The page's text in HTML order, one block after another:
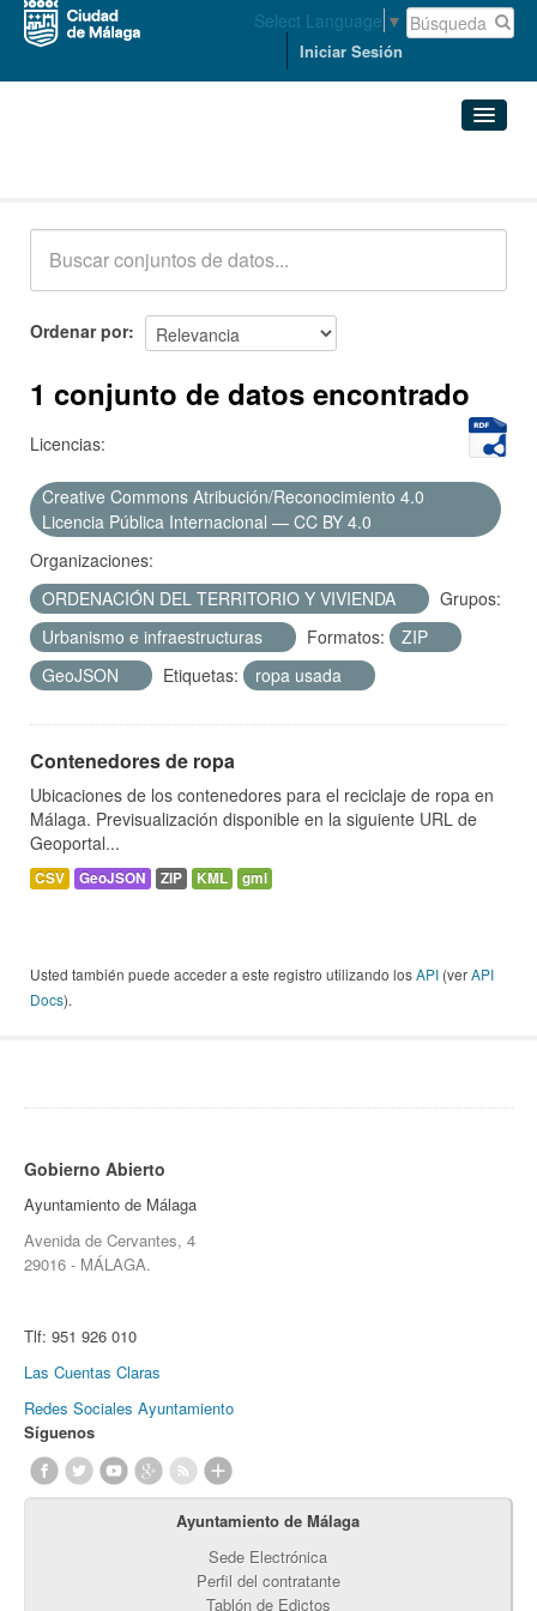
Select Language ▼
Iniciar Sesión
Acerca de
Ordenar por
1 conjunto de datos encontrado
Licencias:
Creative Commons Atribución/Reconocimiento 4.0
Licencia Pública Internacional — CC BY 4.0
Organizaciones:
ORDENACIÓN DEL TERRITORIO Y VIVIENDA
Grupos:
Urbanismo e infraestructuras
Formatos:
ZIP
GeoJSON
Etiquetas: ropa usada
Contenedores de ropa
Ubicaciones de los contenedores para el reciclaje de ropa en
Málaga. Previsualización disponible en la siguiente URL de
Geoportal...
CSV GeoJSON ZIP KML gml
Usted también puede acceder a este registro utilizando losAPI (verAPI
Docs).
Gobierno Abierto
Ayuntamiento de Málaga
Avenida de Cervantes, 4
29016 - MÁLAGA.
Tlf: 951 926 010
Las Cuentas Claras
Redes Sociales Ayuntamiento
Síguenos
Ayuntamiento de Málaga
Sede Electrónica
Perfil del contratante
Tablón de Edictos